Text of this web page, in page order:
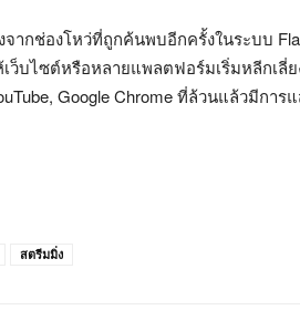
จากช่องโหว่ที่ถูกค้นพบอีกครั้งในระบบ
บไซต์หรือหลายแพลตฟอร์มเริ่มหลีกเลี่ย
Google Chrome ที่ล้วนแล้วมีกา
สตรีมมิ่ง